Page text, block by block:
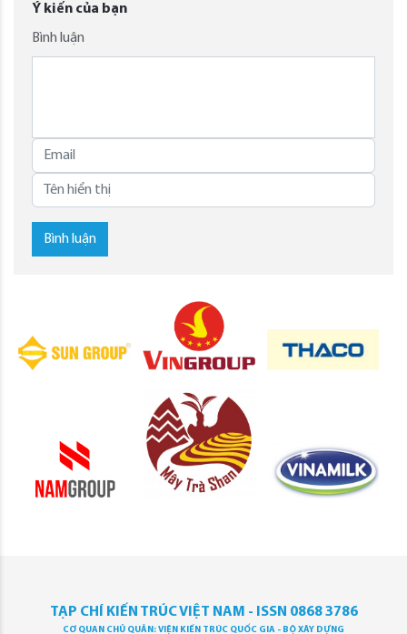
Ý kiến của bạn
Bình luận
Bình luận
TẠP CHÍ KIẾN TRÚC VIỆT NAM - ISSN 0868 3786
CƠ QUAN CHỦ QUẢN: VIỆN KIẾN TRÚC QUỐC GIA - BỘ XÂY DỰNG